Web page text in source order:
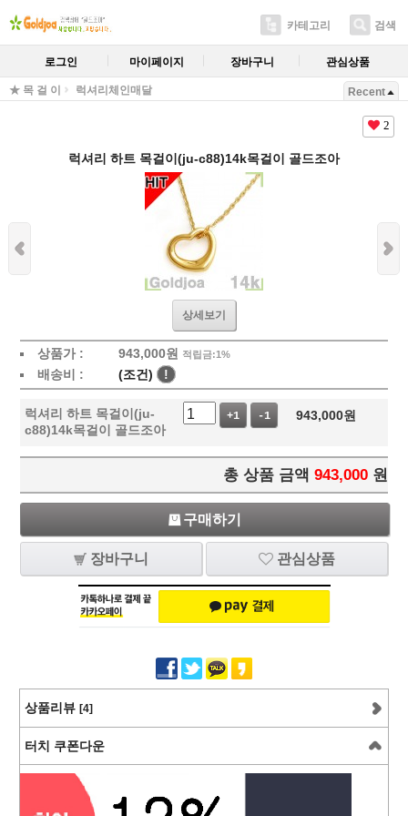
카테고리 검색
로그인 마이페이지 장바구니 관심상품
★ 목 걸 이 럭셔리체인매달 Recent
2
럭셔리 하트 목걸이(ju-c88)14k목걸이 골드조아
상세보기
상품가 : 943,000원 적립금:1%
배송비 : (조건) !
럭셔리 하트 목걸이(ju-
c88)14k목걸이 골드조아
+1 -1 943,000원
총 상품 금액 943,000 원
구매하기
장바구니 관심상품
상품리뷰 [4]
터치 쿠폰다운